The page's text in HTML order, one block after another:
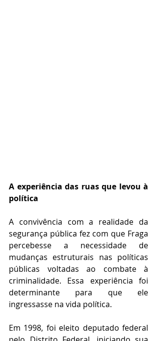
A experiência das ruas que levou à
política
A convivência com a realidade da
segurança pública fez com que Fraga
percebesse a necessidade de
mudanças estruturais nas políticas
públicas voltadas ao combate à
criminalidade. Essa experiência foi
determinante para que ele
ingressasse na vida política.
Em 1998, foi eleito deputado federal